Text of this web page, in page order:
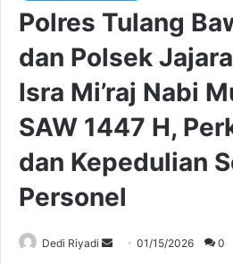
Polres Tulang
dan Polsek
Isra Mi’raj Nabi
SAW 1447 H,
dan Kepedulian
Personel
Dedi Riyadi
Send01/15/2026 0